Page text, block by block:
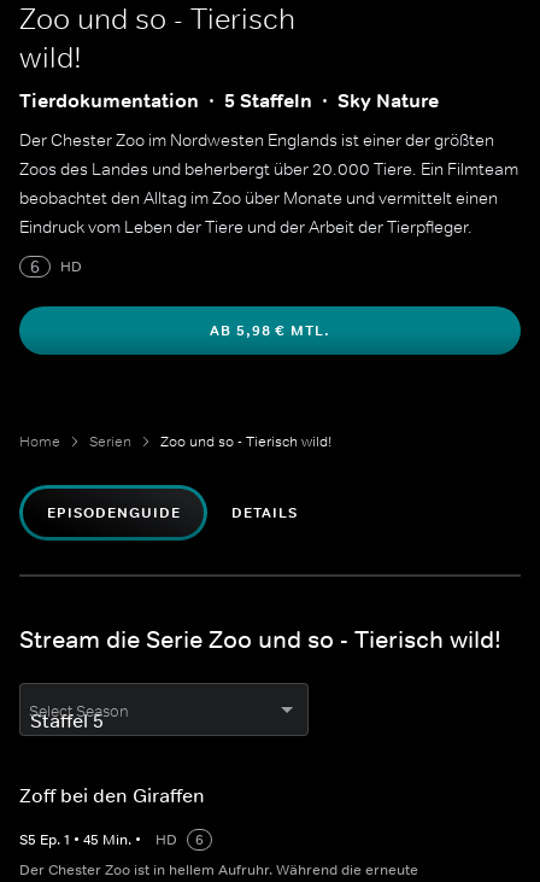
Zoo und so - Tierisch
wild!
Tierdokumentation 5 Staffeln Sky Nature
Der Chester Zoo im Nordwesten Englands ist einer der größten
Zoos des Landes und beherbergt über 20.000 Tiere. Ein Filmteam
beobachtet den Alltag im Zoo über Monate und vermittelt einen
Eindruck vom Leben der Tiere und der Arbeit der Tierpfleger.
6
HD
AB 5,98 € MTL.
Home Serien Zoo und so - Tierisch wild!
EPISODENGUIDE DETAILS
Stream die Serie Zoo und so - Tierisch wild!
Select Season
Zoff bei den Giraffen
S5 Ep.1 • 45 Min. • HD
6
Der Chester Zoo ist in hellem Aufruhr. Während die erneute